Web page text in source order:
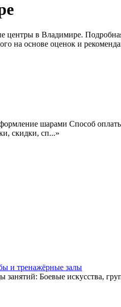
центры в Владимире.
на основе оценок и
шарами Способ
скидки, сп...»
и тренажёрные залы
Боевые искусства,